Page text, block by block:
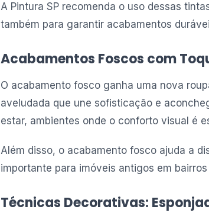
A Pintura SP recomenda o uso dessas
também para garantir acabamentos
Acabamentos Foscos com
O acabamento fosco ganha uma nova
aveludada que une sofisticação e
estar, ambientes onde o conforto visual é
Além disso, o acabamento fosco ajuda a
importante para imóveis antigos em
Técnicas Decorativas: